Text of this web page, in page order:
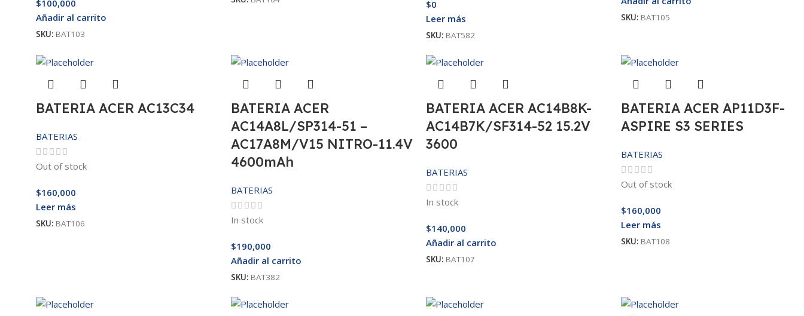
$100,000
Añadir al carrito
SKU: BAT103
$0
Leer más
SKU: BAT582
SKU: BAT105
BATERIA ACER AC13C34
BATERIAS
Out of stock
$160,000
Leer más
SKU: BAT106
BATERIA ACER
AC14A8L/SP314-51 –
AC17A8M/V15 NITRO-11.4V
4600mAh
BATERIAS
In stock
$190,000
Añadir al carrito
SKU: BAT382
BATERIA ACER AC14B8K-
AC14B7K/SF314-52 15.2V
3600
BATERIAS
In stock
$140,000
Añadir al carrito
SKU: BAT107
BATERIA ACER AP11D3F-
ASPIRE S3 SERIES
BATERIAS
Out of stock
$160,000
Leer más
SKU: BAT108